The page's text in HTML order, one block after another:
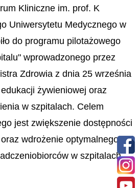
Kliniczne im. prof. K
Uniwersytetu Medycznego w
do programu pilotażowego
wprowadzonego przez
Zdrowia z dnia 25 września
żywieniowej oraz
w szpitalach. Celem
jest zwiększenie dostępności
wdrożenie optymalnego
w szpitalach.